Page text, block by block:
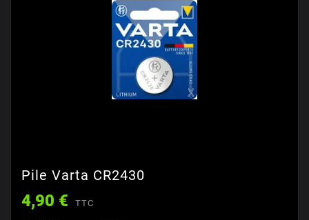
Pile Varta CR2430
4,90 € TTC